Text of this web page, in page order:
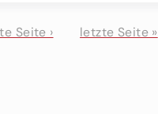
Seite › letzte Seite »